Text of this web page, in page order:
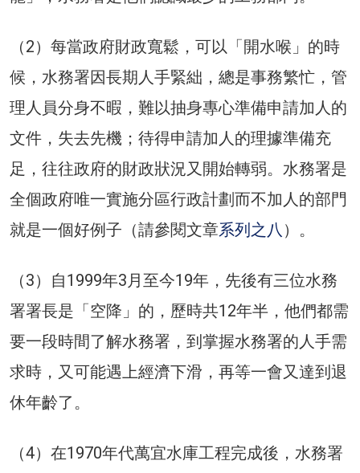
（2）每當政府財政寬鬆，可以「開水喉」的時
候，水務署因長期人手緊絀，總是事務繁忙，管
理人員分身不暇，難以抽身專心準備申請加人的
文件，失去先機；待得申請加人的理據準備充
足，往往政府的財政狀況又開始轉弱。水務署是
全個政府唯一實施分區行政計劃而不加人的部門
就是一個好例子（請參閱文章系列之八 ）。
（3）自1999年3月至今19年，先後有三位水務
署署長是「空降」的，歷時共12年半，他們都需
要一段時間了解水務署，到掌握水務署的人手需
求時，又可能遇上經濟下滑，再等一會又達到退
休年齡了。
（4）在1970年代萬宜水庫工程完成後，水務署